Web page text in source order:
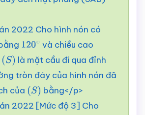
2022 Cho hình nón có
120∘ và chiều cao
(S) là mặt cầu đi qua đỉnh
tròn đáy của hình nón đã
của (S) bằng</p>
2022 [Mức độ 3] Cho